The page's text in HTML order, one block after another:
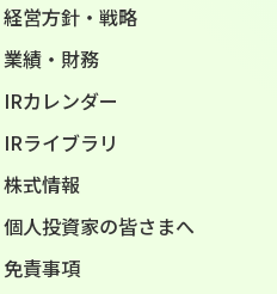
経営方針・戦略
業績・財務
IRカレンダー
IRライブラリ
株式情報
個人投資家の皆さまへ
免責事項